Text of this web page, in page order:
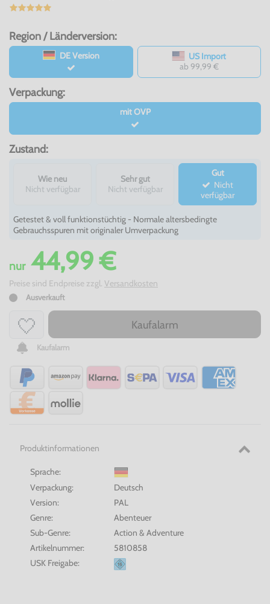
Region / Länderversion:
DE Version
US Import
ab 99,99 €
Verpackung:
mit OVP
Zustand:
Wie neu
Nicht verfügbar
Sehr gut
Nicht verfügbar
Gut
verfügbar
Getestet & voll funktionstüchtig - Normale altersbedingte
Gebrauchsspuren mit originaler Umverpackung
nur44,99 €
Preise sind Endpreise zzgl. Versandkosten
Ausverkauft
Kaufalarm
Kaufalarm
Produktinformationen
Sprache:
Verpackung:
Deutsch
Version:
PAL
Genre:
Abenteuer
Sub-Genre:
Action & Adventure
Artikelnummer:
5810858
USK Freigabe: